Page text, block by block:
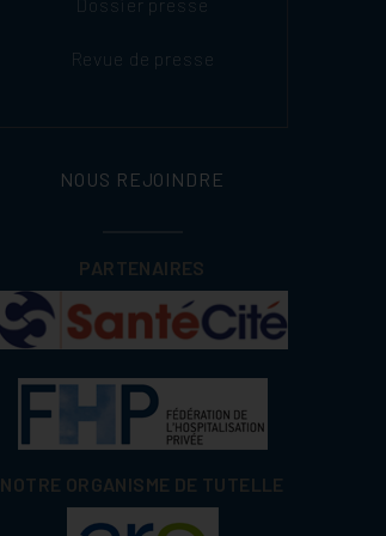
Revue de presse
NOUS REJOINDRE
PARTENAIRES
NOTRE ORGANISME DE TUTELLE